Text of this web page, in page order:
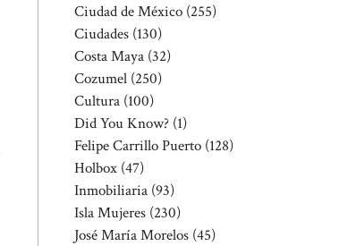
Ciudad de México (255)
Ciudades (130)
Costa Maya (32)
Cozumel (250)
Cultura (100)
Did You Know? (1)
Felipe Carrillo Puerto (128)
Holbox (47)
Inmobiliaria (93)
Isla Mujeres (230)
José María Morelos (45)